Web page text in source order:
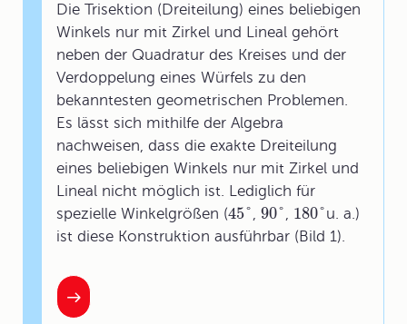
Die Trisektion (Dreiteilung) eines beliebigen
Winkels nur mit Zirkel und Lineal gehört
neben der Quadratur des Kreises und der
Verdoppelung eines Würfels zu den
bekanntesten geometrischen Problemen.
Es lässt sich mithilfe der Algebra
nachweisen, dass die exakte Dreiteilung
eines beliebigen Winkels nur mit Zirkel und
Lineal nicht möglich ist. Lediglich für
spezielle Winkelgrößen (45°, 90°, 180°u. a.)
ist diese Konstruktion ausführbar (Bild 1).